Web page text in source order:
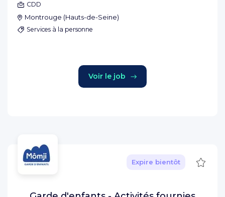
CDD
Montrouge (Hauts-de-Seine)
Services à la personne
Voir le job
Expire bientôt